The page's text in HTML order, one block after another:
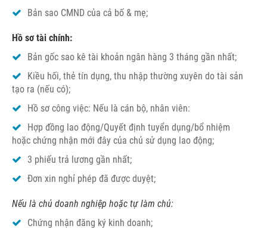
Bản sao CMND của cả bố & mẹ;
Hồ sơ tài chính:
Bản gốc sao kê tài khoản ngân hàng 3 tháng gần nhất;
Kiều hối, thẻ tín dụng, thu nhập thường xuyên do tài sản
tạo ra (nếu có);
Hồ sơ công việc: Nếu là cán bộ, nhân viên:
Hợp đồng lao động/Quyết định tuyển dụng/bổ nhiệm
hoặc chứng nhận mới đây của chủ sử dụng lao động;
3 phiếu trả lương gần nhất;
Đơn xin nghỉ phép đã được duyệt;
Nếu là chủ doanh nghiệp hoặc tự làm chủ:
Chứng nhận đăng ký kinh doanh;